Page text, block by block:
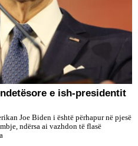
e ish-presidentit
Joe Biden i është përhapur në pjesë
ndërsa ai vazhdon të flasë